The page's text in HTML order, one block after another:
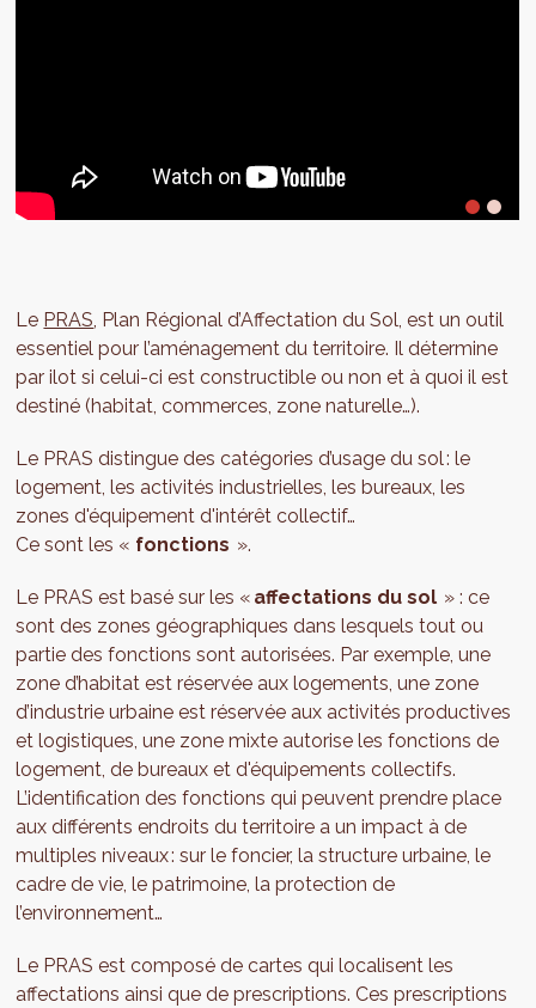
Le PRAS, Plan Régional d’Affectation du Sol, est un outil
essentiel pour l’aménagement du territoire. Il détermine
par ilot si celui-ci est constructible ou non et à quoi il est
destiné (habitat, commerces, zone naturelle…).
Le PRAS distingue des catégories d’usage du sol : le
logement, les activités industrielles, les bureaux, les
zones d'équipement d'intérêt collectif…
Ce sont les « fonctions ».
Le PRAS est basé sur les « affectations du sol » : ce
sont des zones géographiques dans lesquels tout ou
partie des fonctions sont autorisées. Par exemple, une
zone d’habitat est réservée aux logements, une zone
d’industrie urbaine est réservée aux activités productives
et logistiques, une zone mixte autorise les fonctions de
logement, de bureaux et d'équipements collectifs.
L’identification des fonctions qui peuvent prendre place
aux différents endroits du territoire a un impact à de
multiples niveaux : sur le foncier, la structure urbaine, le
cadre de vie, le patrimoine, la protection de
l’environnement…
Le PRAS est composé de cartes qui localisent les
affectations ainsi que de prescriptions. Ces prescriptions